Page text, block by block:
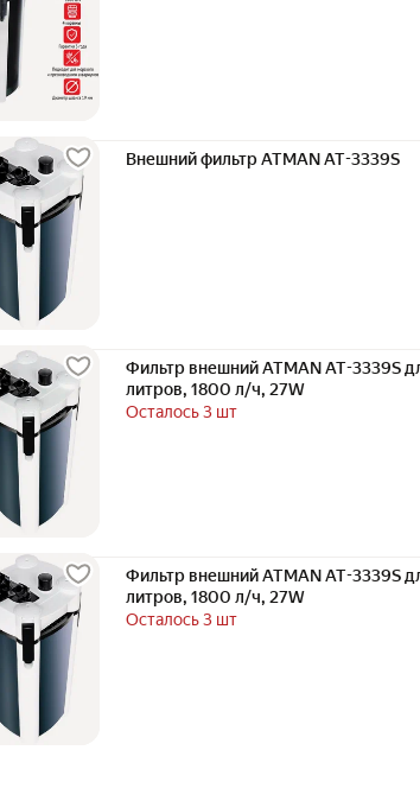
Внешний фильтр ATMAN AT-3339S
Фильтр внешний ATMAN AT-3339S
литров, 1800 л/ч, 27W
Осталось 3 шт
Фильтр внешний ATMAN AT-3339S
литров, 1800 л/ч, 27W
Осталось 3 шт